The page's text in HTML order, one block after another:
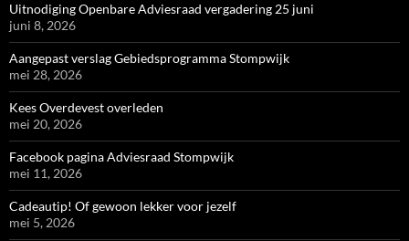
Uitnodiging Openbare Adviesraad vergadering 25 juni
juni 8, 2026
Aangepast verslag Gebiedsprogramma Stompwijk
mei 28, 2026
Kees Overdevest overleden
mei 20, 2026
Facebook pagina Adviesraad Stompwijk
mei 11, 2026
Cadeautip! Of gewoon lekker voor jezelf
mei 5, 2026